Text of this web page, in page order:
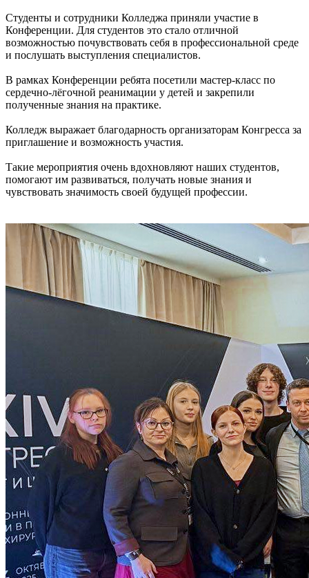
Студенты и сотрудники Колледжа приняли участие в
Конференции. Для студентов это стало отличной
возможностью почувствовать себя в профессиональной среде
и послушать выступления специалистов.
В рамках Конференции ребята посетили мастер-класс по
сердечно-лёгочной реанимации у детей и закрепили
полученные знания на практике.
Колледж выражает благодарность организаторам Конгресса за
приглашение и возможность участия.
Такие мероприятия очень вдохновляют наших студентов,
помогают им развиваться, получать новые знания и
чувствовать значимость своей будущей профессии.